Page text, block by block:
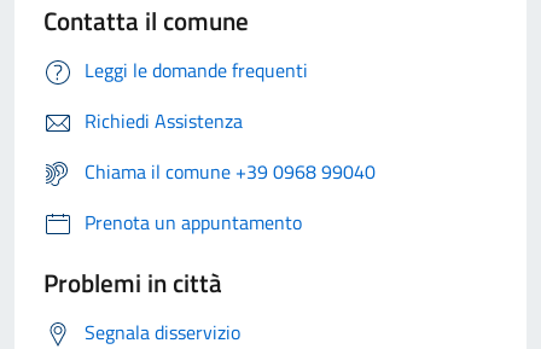
Contatta il comune
Leggi le domande frequenti
Richiedi Assistenza
Chiama il comune +39 0968 99040
Prenota un appuntamento
Problemi in città
Segnala disservizio